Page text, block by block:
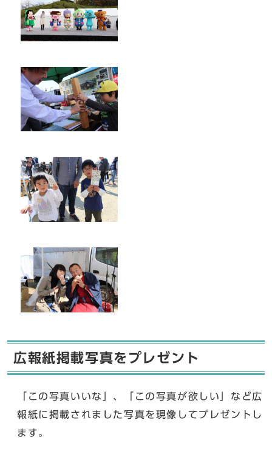
広報紙掲載写真をプレゼント
「この写真いいな」、「この写真が欲しい」など広
報紙に掲載されました写真を現像してプレゼントし
ます。